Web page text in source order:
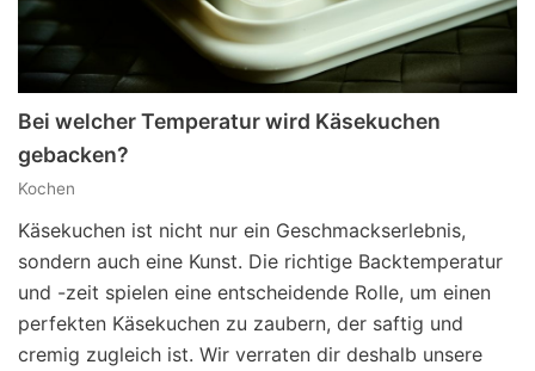
Bei welcher Temperatur wird Käsekuchen
gebacken?
Kochen
Käsekuchen ist nicht nur ein Geschmackserlebnis,
sondern auch eine Kunst. Die richtige Backtemperatur
und -zeit spielen eine entscheidende Rolle, um einen
perfekten Käsekuchen zu zaubern, der saftig und
cremig zugleich ist. Wir verraten dir deshalb unsere